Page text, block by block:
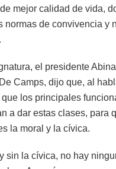
mejor calidad de vida,
normas de convivencia y
el presidente
Camps, dijo que, al
los principales
a dar estas clases, para
la moral y la cívica.
sin la cívica, no hay